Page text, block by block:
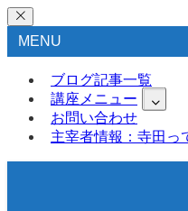
MENU
ブログ記事一覧
講座メニュー
お問い合わせ
主宰者情報：寺田っ